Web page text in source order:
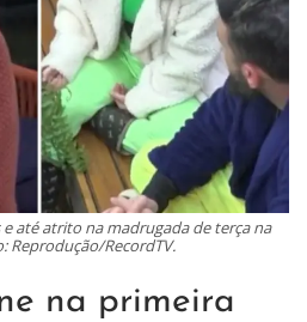
até atrito na madrugada de terça na
Reprodução/RecordTV.
na primeira